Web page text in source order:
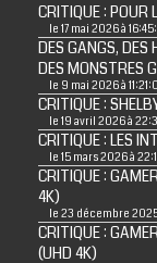
CRITIQUE : POUR
le 17 mai 2026 à
DES GANGS, DES
DES MONSTRES
le 9 mai 2026 à
CRITIQUE :
le 19 avril 2026 à
CRITIQUE : LES
le 15 mars 2026 à
CRITIQUE :
4K)
le 23 décembre
CRITIQUE :
(UHD 4K)